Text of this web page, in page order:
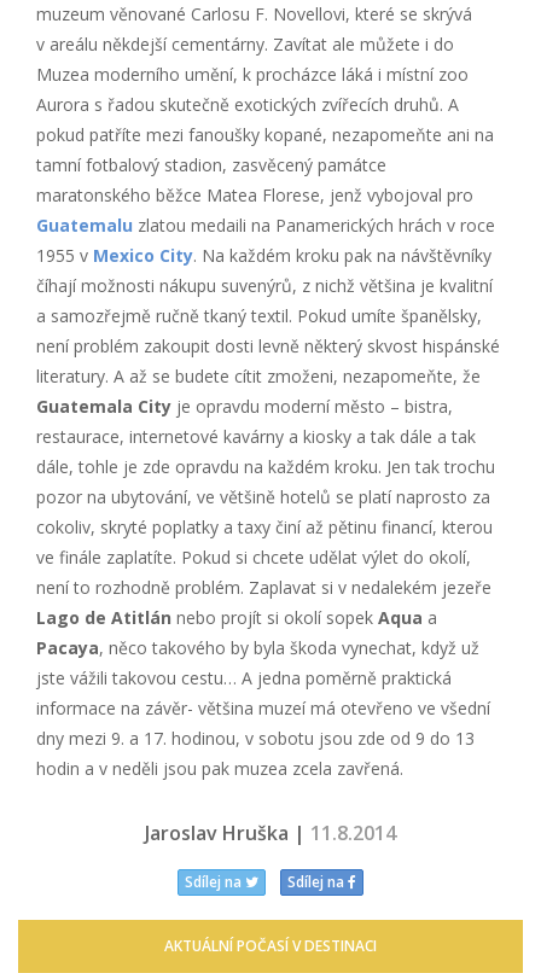
muzeum věnované Carlosu F. Novellovi, které se skrývá
v areálu někdejší cementárny. Zavítat ale můžete i do
Muzea moderního umění, k procházce láká i místní zoo
Aurora s řadou skutečně exotických zvířecích druhů. A
pokud patříte mezi fanoušky kopané, nezapomeňte ani na
tamní fotbalový stadion, zasvěcený památce
maratonského běžce Matea Florese, jenž vybojoval pro
Guatemalu zlatou medaili na Panamerických hrách v roce
1955 v Mexico City. Na každém kroku pak na návštěvníky
číhají možnosti nákupu suvenýrů, z nichž většina je kvalitní
a samozřejmě ručně tkaný textil. Pokud umíte španělsky,
není problém zakoupit dosti levně některý skvost hispánské
literatury. A až se budete cítit zmoženi, nezapomeňte, že
Guatemala City je opravdu moderní město – bistra,
restaurace, internetové kavárny a kiosky a tak dále a tak
dále, tohle je zde opravdu na každém kroku. Jen tak trochu
pozor na ubytování, ve většině hotelů se platí naprosto za
cokoliv, skryté poplatky a taxy činí až pětinu financí, kterou
ve finále zaplatíte. Pokud si chcete udělat výlet do okolí,
není to rozhodně problém. Zaplavat si v nedalekém jezeře
Lago de Atitlán nebo projít si okolí sopek Aqua a
Pacaya, něco takového by byla škoda vynechat, když už
jste vážili takovou cestu… A jedna poměrně praktická
informace na závěr- většina muzeí má otevřeno ve všední
dny mezi 9. a 17. hodinou, v sobotu jsou zde od 9 do 13
hodin a v neděli jsou pak muzea zcela zavřená.
Jaroslav Hruška | 11.8.2014
Sdílej na Sdílej na
AKTUÁLNÍ POČASÍ V DESTINACI